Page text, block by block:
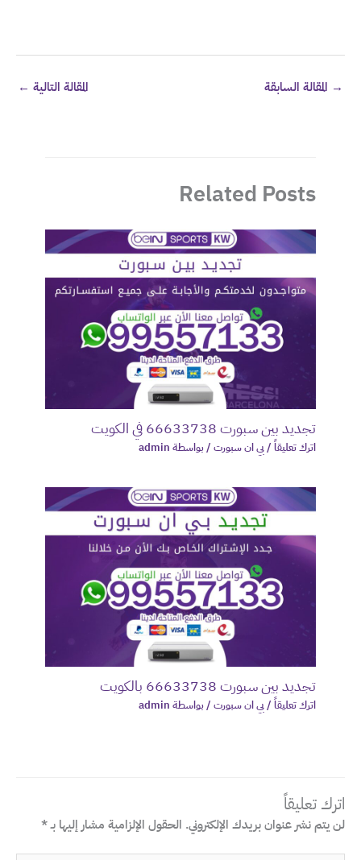
→ المقالة السابقة المقالة التالية ←
Related Posts
تجديد بين سبورت 66633738 في الكويت
اترك تعليقاً /بي ان سبورت / بواسطة admin
تجديد بين سبورت 66633738 بالكويت
اترك تعليقاً /بي ان سبورت / بواسطة admin
اترك تعليقاً
لن يتم نشر عنوان بريدك الإلكتروني. الحقول الإلزامية مشار إليها بـ*